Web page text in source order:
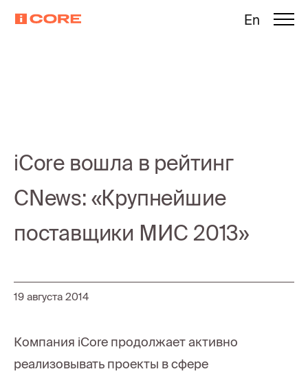
En
iCore вошла в рейтинг
CNews: «Крупнейшие
поставщики МИС 2013»
19 августа 2014
Компания iCore продолжает активно
реализовывать проекты в сфере